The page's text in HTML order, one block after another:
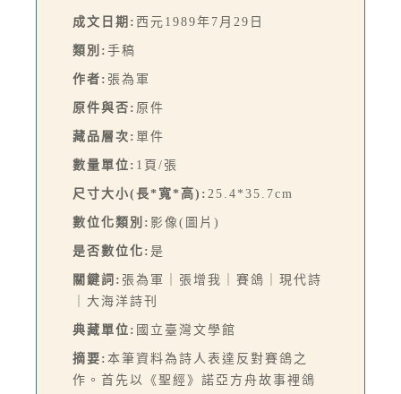
成文日期: 西元1989年7月29日
類別: 手稿
作者: 張為軍
原件與否: 原件
藏品層次: 單件
數量單位: 1頁/張
尺寸大小(長*寬*高): 25.4*35.7cm
數位化類別: 影像(圖片)
是否數位化: 是
關鍵詞: 張為軍｜張增我｜賽鴿｜現代詩
｜大海洋詩刊
典藏單位: 國立臺灣文學館
摘要: 本筆資料為詩人表達反對賽鴿之
作。首先以《聖經》諾亞方舟故事裡鴿